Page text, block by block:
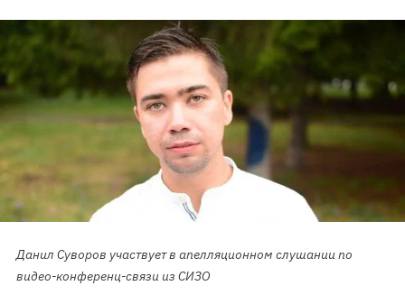
Данил Суворов участвует в апелляционном слушании по
видео-конференц-связи из СИЗО